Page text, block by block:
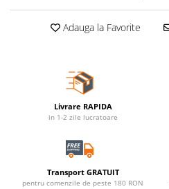
Adauga la Favorite
Livrare RAPIDA
in 1-2 zile lucratoare
Transport GRATUIT
pentru comenzile de peste 180 RON